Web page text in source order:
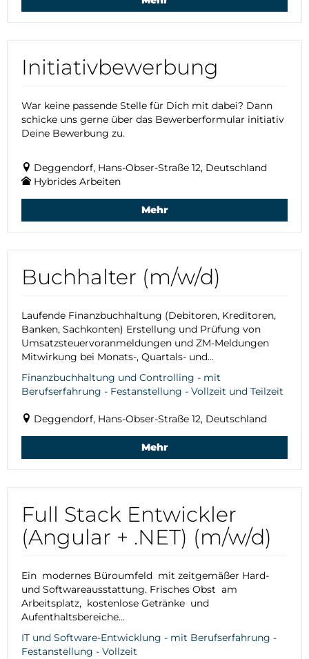
Initiativbewerbung
War keine passende Stelle für Dich mit dabei? Dann
schicke uns gerne über das Bewerberformular initiativ
Deine Bewerbung zu.
Deggendorf, Hans-Obser-Straße 12, Deutschland
Hybrides Arbeiten
Mehr
Buchhalter (m/w/d)
Laufende Finanzbuchhaltung (Debitoren, Kreditoren,
Banken, Sachkonten) Erstellung und Prüfung von
Umsatzsteuervoranmeldungen und ZM-Meldungen
Mitwirkung bei Monats-, Quartals- und...
Finanzbuchhaltung und Controlling - mit
Berufserfahrung - Festanstellung - Vollzeit und Teilzeit
Deggendorf, Hans-Obser-Straße 12, Deutschland
Mehr
Full Stack Entwickler
(Angular + .NET) (m/w/d)
Ein modernes Büroumfeld mit zeitgemäßer Hard-
und Softwareausstattung. Frisches Obst am
Arbeitsplatz, kostenlose Getränke und
Aufenthaltsbereiche...
IT und Software-Entwicklung - mit Berufserfahrung -
Festanstellung - Vollzeit